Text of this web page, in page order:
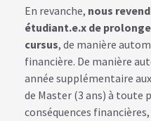
En revanche, nous
étudiant.e.x de
cursus, de manière
financière. De manière
année supplémentaire
de Master (3 ans) à toute
conséquences